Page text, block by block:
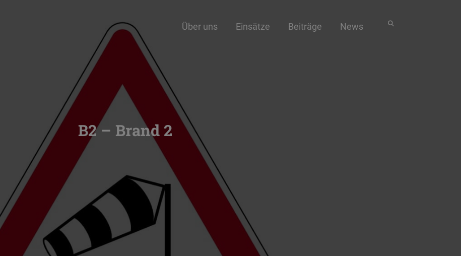
Über uns Einsätze Beiträge News
B2 – Brand 2